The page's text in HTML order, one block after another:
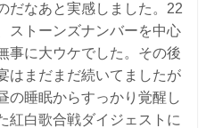
だなあと実感しました。22
ストーンズナンバーを中心
事に大ウケでした。その後
はまだまだ続いてましたが
の睡眠からすっかり覚醒し
紅白歌合戦ダイジェストに